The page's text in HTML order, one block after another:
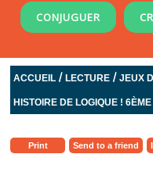
CONJUGUER
ACCUEIL /LECTURE /JEUX
HISTOIRE DE LOGIQUE !
Print Send to a friend